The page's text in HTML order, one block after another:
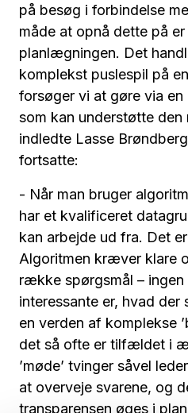
på besøg i forbindelse
måde at opnå dette på
planlægningen. Det
komplekst puslespil på
forsøger vi at gøre via
som kan understøtte
indledte Lasse
fortsatte:
- Når man bruger
har et kvalificeret
kan arbejde ud fra. Det
Algoritmen kræver klare
række spørgsmål – ingen
interessante er, hvad der
en verden af komplekse
det så ofte er tilfældet i
’møde’ tvinger såvel
at overveje svarene, og
transparensen øges i